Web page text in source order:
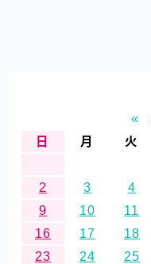
«
日
月 火
2
3 4
9
10 11
16
17 18
23
24 25